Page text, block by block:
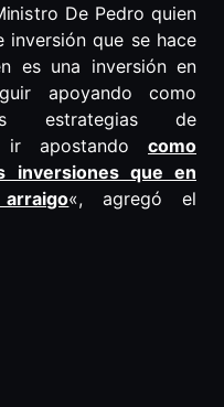
De Pedro quien
que se hace
es una inversión en
apoyando como
estrategias de
ir apostando como
inversiones que en
«, agregó el